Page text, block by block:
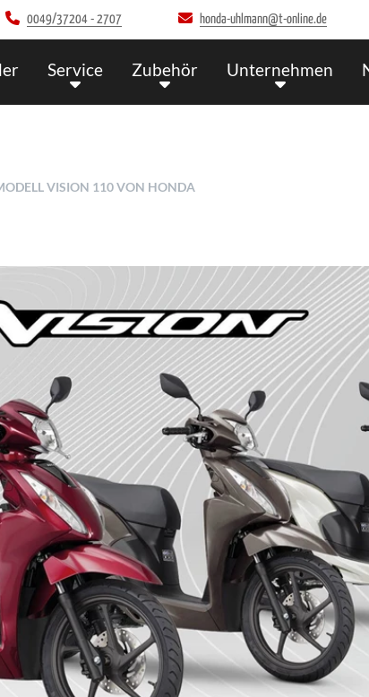
0049/37204 - 2707 honda-uhlmann@t-online.de
Service Zubehör Unternehmen
VISION 110 VON HONDA